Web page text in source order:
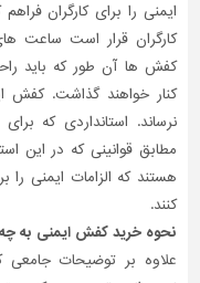
ایمنی را برای کارگران
کارگران قرار است ساعت
کفش ها آن طور که باید
کنار خواهند گذاشت. کفش
مطابق قوانینی که در این
هستند که الزامات ایمنی
کنند.
نحوه خرید کفش ایمنی به
علاوه بر توضیحات